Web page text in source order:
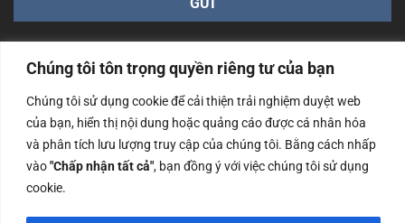
Chúng tôi tôn trọng quyền riêng tư của bạn
Chúng tôi sử dụng cookie để cải thiện trải nghiệm duyệt web
của bạn, hiển thị nội dung hoặc quảng cáo được cá nhân hóa
và phân tích lưu lượng truy cập của chúng tôi. Bằng cách nhấp
vào"Chấp nhận tất cả", bạn đồng ý với việc chúng tôi sử dụng
cookie.
Công ty TNHH Nam Bình Xương - Số ĐKKD: 0108783483
cấp ngày 14/06/2019 bởi Sở Kế Hoạch và Đầu Tư Tp. Hà
Nội
Copyrights @2023 Nam Binh Xuong. All Rights Reserved